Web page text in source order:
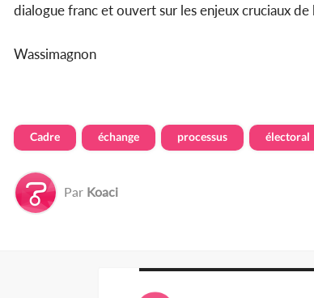
dialogue franc et ouvert sur les enjeux cruciaux
Wassimagnon
Cadre échange processus électoral
Par Koaci